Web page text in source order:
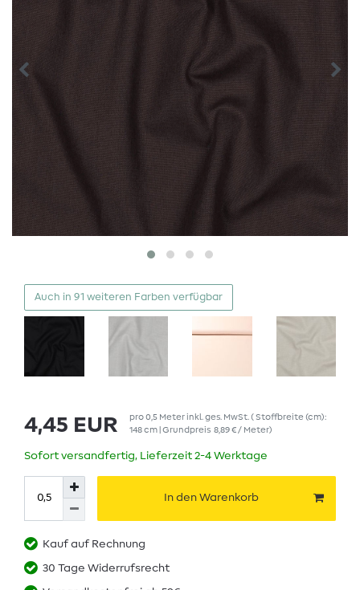
Auch in 91 weiteren Farben verfügbar
4,45 EUR pro0,5 Meterinkl. ges. MwSt. ( Stoffbreite (cm):
148 cm | Grundpreis 8,89 € / Meter)
Sofort versandfertig, Lieferzeit 2-4 Werktage
In den Warenkorb
Kauf auf Rechnung
30 Tage Widerrufsrecht